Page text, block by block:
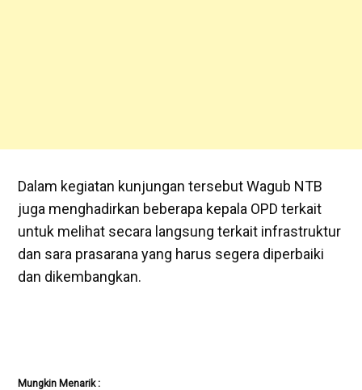
Dalam kegiatan kunjungan tersebut Wagub NTB
juga menghadirkan beberapa kepala OPD terkait
untuk melihat secara langsung terkait infrastruktur
dan sara prasarana yang harus segera diperbaiki
dan dikembangkan.
Mungkin Menarik :